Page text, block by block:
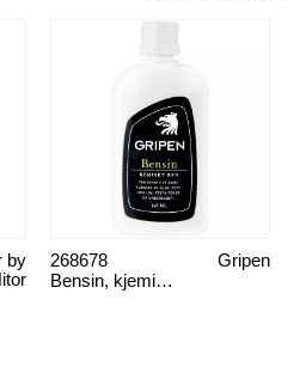
by
Bensin, kjemisk ren Gripen
Gripen
268678